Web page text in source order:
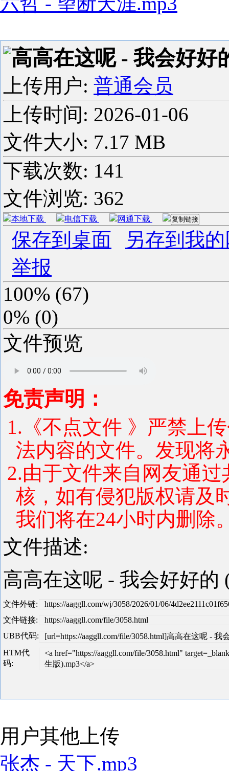
高高在这呢 - 我会好好
上传用户: 普通会员
上传时间: 2026-01-06
文件大小: 7.17 MB
下载次数: 141
文件浏览: 362
本地下载 电信下载 网通下载 复制链接
保存到桌面
另存到我
举报
100% (67)
0% (0)
文件预览
免责声明：
1.《不点文件 》严禁上
法内容的文件。发现将
2.由于文件来自网友通
核，如有侵犯版权请及
我们将在24小时内删除
文件描述:
高高在这呢 - 我会好好的
文件外链:
https://aaggll.com/wj/3058/2026/01/06/
文件链接:
https://aaggll.com/file/3058.html
UBB代码:
[url=https://aaggll.com/file/3058.html]高高在这呢 -
HTM代
码:
<a href="https://aaggll.com/file/3058.html"
生版).mp3</a>
用户其他上传
张杰 - 天下.mp3